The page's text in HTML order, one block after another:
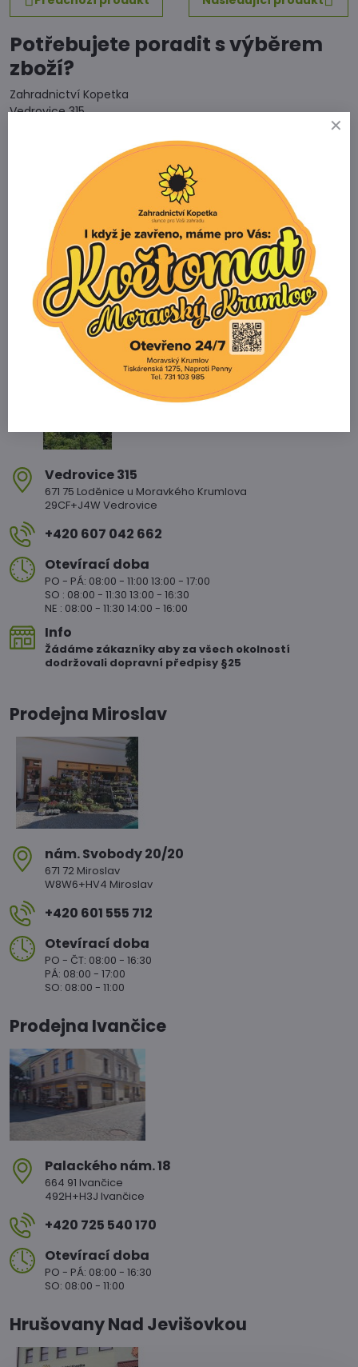
Potřebujete poradit s výběrem
zboží?
Zahradnictví Kopetka
Vedrovice 315
Telefon
+420 731 103 985
Prodejna
+420 607 042 662
Email
info@zahradnictvikopetka.cz
Zahradnictví Vedrovice
Vedrovice 315
671 75 Loděnice u Moravkého Krumlova
29CF+J4W Vedrovice
+420 607 042 662
Otevírací doba
PO - PÁ: 08:00 - 11:00 13:00 - 17:00
SO : 08:00 - 11:30 13:00 - 16:30
NE : 08:00 - 11:30 14:00 - 16:00
Info
Žádáme zákazníky aby za všech okolností
dodržovali dopravní předpisy §25
Prodejna Miroslav
nám​. Svobody 20/20
671 72 Miroslav
W8W6+HV4 Miroslav
+420 601 555 712
Otevírací doba
PO - ČT: 08:00 - 16:30
PÁ: 08:00 - 17:00
SO: 08:00 - 11:00
Prodejna Ivančice
Palackého nám​. 18
664 91 Ivančice
492H+H3J Ivančice
+420 725 540 170
Otevírací doba
PO - PÁ: 08:00 - 16:30
SO: 08:00 - 11:00
Hrušovany Nad Jevišovkou